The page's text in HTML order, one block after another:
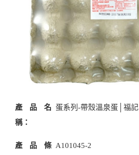
產品名
稱：
蛋系列-帶殼溫泉蛋│福記
產品條 A101045-2